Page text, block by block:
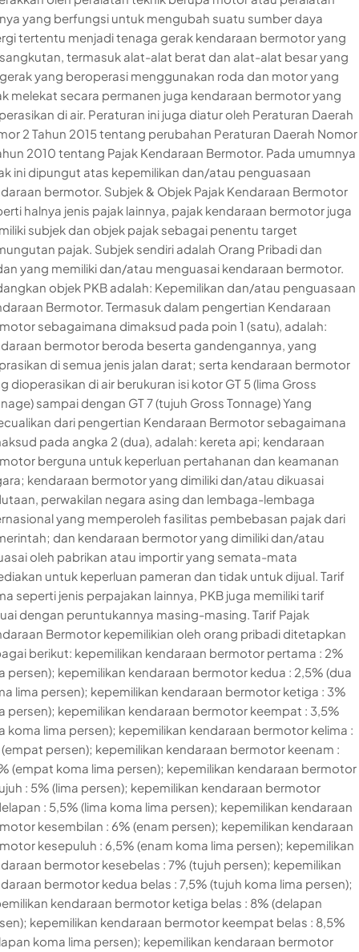
yang berfungsi untuk mengubah suatu sumber daya
tertentu menjadi tenaga gerak kendaraan bermotor yang
termasuk alat-alat berat dan alat-alat besar yang
yang beroperasi menggunakan roda dan motor yang
melekat secara permanen juga kendaraan bermotor yang
di air. Peraturan ini juga diatur oleh Peraturan Daerah
2 Tahun 2015 tentang perubahan Peraturan Daerah Nomor
2010 tentang Pajak Kendaraan Bermotor. Pada umumnya
ini dipungut atas kepemilikan dan/atau penguasaan
bermotor. Subjek & Objek Pajak Kendaraan Bermotor
halnya jenis pajak lainnya, pajak kendaraan bermotor juga
subjek dan objek pajak sebagai penentu target
pajak. Subjek sendiri adalah Orang Pribadi dan
yang memiliki dan/atau menguasai kendaraan bermotor.
objek PKB adalah: Kepemilikan dan/atau penguasaan
Bermotor. Termasuk dalam pengertian Kendaraan
sebagaimana dimaksud pada poin 1 (satu), adalah:
bermotor beroda beserta gandengannya, yang
di semua jenis jalan darat; serta kendaraan bermotor
dioperasikan di air berukuran isi kotor GT 5 (lima Gross
sampai dengan GT 7 (tujuh Gross Tonnage) Yang
dari pengertian Kendaraan Bermotor sebagaimana
pada angka 2 (dua), adalah: kereta api; kendaraan
berguna untuk keperluan pertahanan dan keamanan
kendaraan bermotor yang dimiliki dan/atau dikuasai
perwakilan negara asing dan lembaga-lembaga
yang memperoleh fasilitas pembebasan pajak dari
dan kendaraan bermotor yang dimiliki dan/atau
oleh pabrikan atau importir yang semata-mata
untuk keperluan pameran dan tidak untuk dijual. Tarif
seperti jenis perpajakan lainnya, PKB juga memiliki tarif
dengan peruntukannya masing-masing. Tarif Pajak
Bermotor kepemilikian oleh orang pribadi ditetapkan
berikut: kepemilikan kendaraan bermotor pertama : 2%
persen); kepemilikan kendaraan bermotor kedua : 2,5% (dua
lima persen); kepemilikan kendaraan bermotor ketiga : 3%
persen); kepemilikan kendaraan bermotor keempat : 3,5%
koma lima persen); kepemilikan kendaraan bermotor kelima :
persen); kepemilikan kendaraan bermotor keenam :
(empat koma lima persen); kepemilikan kendaraan bermotor
: 5% (lima persen); kepemilikan kendaraan bermotor
: 5,5% (lima koma lima persen); kepemilikan kendaraan
kesembilan : 6% (enam persen); kepemilikan kendaraan
kesepuluh : 6,5% (enam koma lima persen); kepemilikan
bermotor kesebelas : 7% (tujuh persen); kepemilikan
bermotor kedua belas : 7,5% (tujuh koma lima persen);
kendaraan bermotor ketiga belas : 8% (delapan
kepemilikan kendaraan bermotor keempat belas : 8,5%
koma lima persen); kepemilikan kendaraan bermotor